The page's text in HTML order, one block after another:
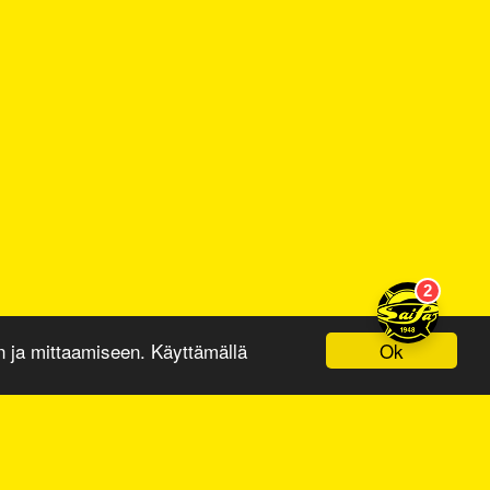
Ok
ja mittaamiseen. Käyttämällä